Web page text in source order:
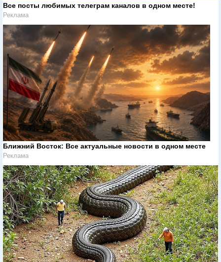
Все посты любимых телеграм каналов в одном месте!
Реклама
Ближний Восток: Все актуальные новости в одном месте
Реклама